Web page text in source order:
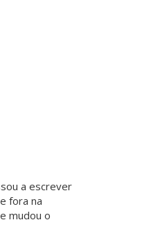
a escrever
fora na
mudou o